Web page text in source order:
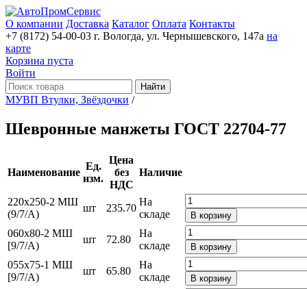
О компании Доставка Каталог Оплата Контакты
+7 (8172) 54-00-03 г. Вологда, ул. Чернышевского, 147а на
карте
Корзина пуста
Войти
Найти
МУВП Втулки, Звёздочки /
Шевронные манжеты ГОСТ 22704-77
Наименование
Ед.
изм.
Цена
без
НДС
Наличие
220х250-2 МШ
(9/7/А)
шт 235.70
На
складе
В корзину
060х80-2 МШ
[9/7/А)
шт 72.80
На
складе
В корзину
055х75-1 МШ
[9/7/А)
шт 65.80
На
складе
В корзину